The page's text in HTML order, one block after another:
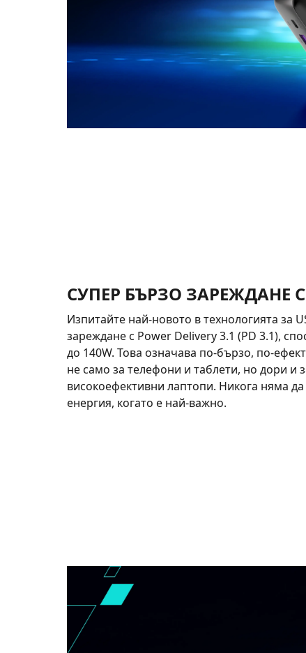
СУПЕР БЪРЗО ЗАРЕЖДАНЕ С
Изпитайте най-новото в технологията за
зареждане с Power Delivery 3.1 (PD 3.1),
до 140W. Това означава по-бързо, по-
не само за телефони и таблети, но дори и
високоефективни лаптопи. Никога няма да
енергия, когато е най-важно.